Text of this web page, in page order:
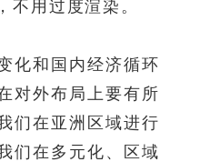
不用过度渲染。
化和国内经济循环
对外布局上要有所
们在亚洲区域进行
们在多元化、区域